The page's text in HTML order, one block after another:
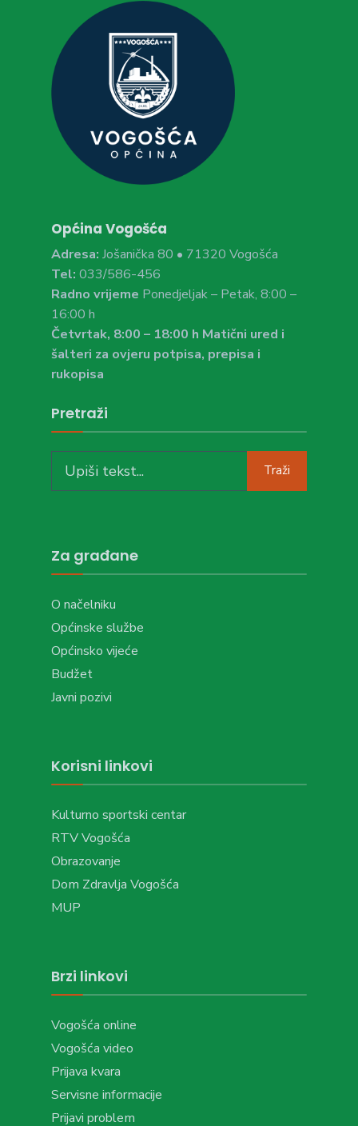
Općina Vogošća
Adresa: Jošanička 80 • 71320 Vogošća
Tel: 033/586-456
Radno vrijeme Ponedjeljak – Petak, 8:00 –
16:00 h
Četvrtak, 8:00 – 18:00 h Matični ured i
šalteri za ovjeru potpisa, prepisa i
rukopisa
Pretraži
for:
Traži
Za građane
O načelniku
Općinske službe
Općinsko vijeće
Budžet
Javni pozivi
Korisni linkovi
Kulturno sportski centar
RTV Vogošća
Obrazovanje
Dom Zdravlja Vogošća
MUP
Brzi linkovi
Vogošća online
Vogošća video
Prijava kvara
Servisne informacije
Prijavi problem